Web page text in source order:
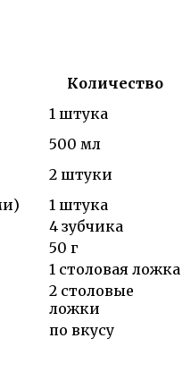
Количество
1 штука
500 мл
2 штуки
1 штука
4 зубчика
50 г
1 столовая ложка
2 столовые
ложки
по вкусу